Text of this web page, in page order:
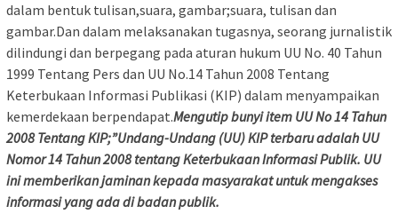
dalam bentuk tulisan,suara, gambar;suara, tulisan dan
gambar.Dan dalam melaksanakan tugasnya, seorang jurnalistik
dilindungi dan berpegang pada aturan hukum UU No. 40 Tahun
1999 Tentang Pers dan UU No.14 Tahun 2008 Tentang
Keterbukaan Informasi Publikasi (KIP) dalam menyampaikan
kemerdekaan berpendapat.Mengutip bunyi item UU No 14 Tahun
2008 Tentang KIP;”Undang-Undang (UU) KIP terbaru adalah UU
Nomor 14 Tahun 2008 tentang Keterbukaan Informasi Publik. UU
ini memberikan jaminan kepada masyarakat untuk mengakses
informasi yang ada di badan publik.